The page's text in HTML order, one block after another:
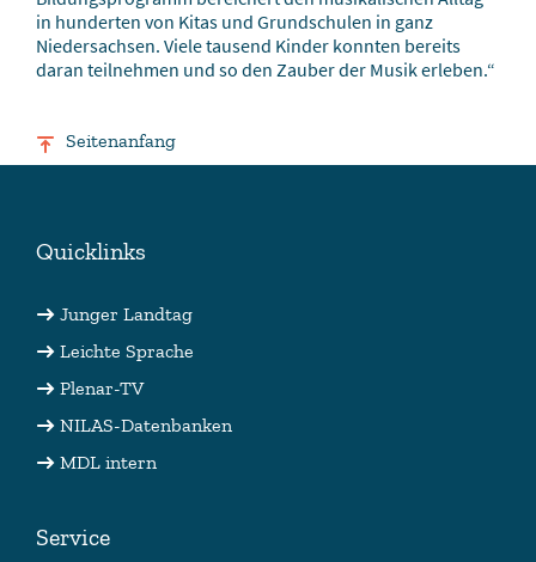
in hunderten von Kitas und Grundschulen in ganz
Niedersachsen. Viele tausend Kinder konnten bereits
daran teilnehmen und so den Zauber der Musik erleben.“
Seitenanfang
Quicklinks
Junger Landtag
Leichte Sprache
Plenar-TV
NILAS-Datenbanken
MDL intern
Service